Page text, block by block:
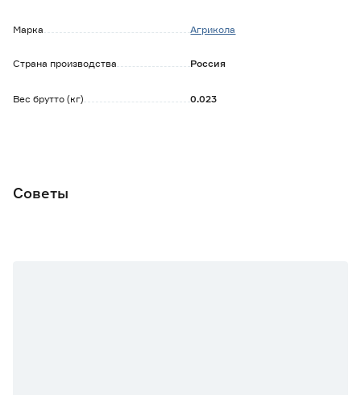
Марка Агрикола
Страна производства Россия
Вес брутто (кг) 0.023
Советы